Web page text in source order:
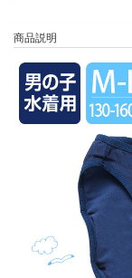
商品説明